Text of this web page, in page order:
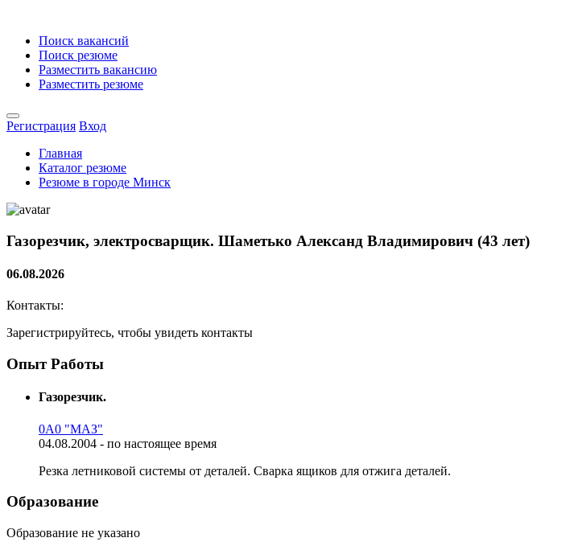
Поиск вакансий
Поиск резюме
Разместить вакансию
Разместить резюме
Регистрация Вход
Главная
Каталог резюме
Резюме в городе Минск
Газорезчик, электросварщик. Шаметько Александ Владимирович (43 лет)
06.08.2026
Контакты:
Зарегистрируйтесь, чтобы увидеть контакты
Опыт Работы
Газорезчик.
0А0 "МАЗ"
04.08.2004 - по настоящее время
Резка летниковой системы от деталей. Сварка ящиков для отжига деталей.
Образование
Образование не указано